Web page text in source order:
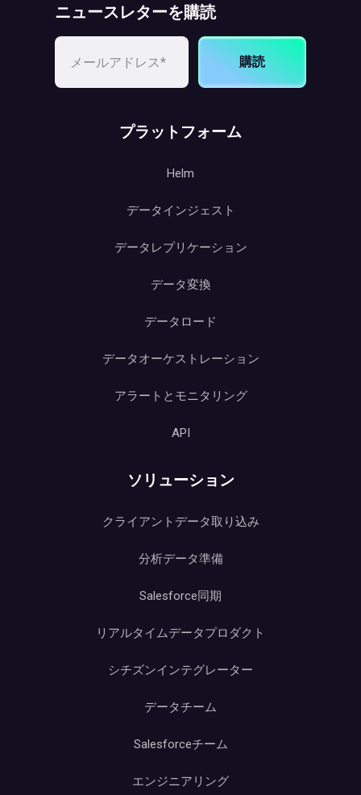
ニュースレターを購読
購読
プラットフォーム
Helm
データインジェスト
データレプリケーション
データ変換
データロード
データオーケストレーション
アラートとモニタリング
API
ソリューション
クライアントデータ取り込み
分析データ準備
Salesforce同期
リアルタイムデータプロダクト
シチズンインテグレーター
データチーム
Salesforceチーム
エンジニアリング